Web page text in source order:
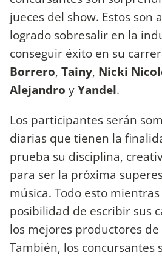
jueces del show. Estos son
logrado sobresalir en la
conseguir éxito en su
Borrero, Tainy, Nicki
Alejandro yYandel.
Los participantes serán
diarias que tienen la
prueba su disciplina,
para ser la próxima
música. Todo esto
posibilidad de escribir sus
los mejores productores
También, los concursantes